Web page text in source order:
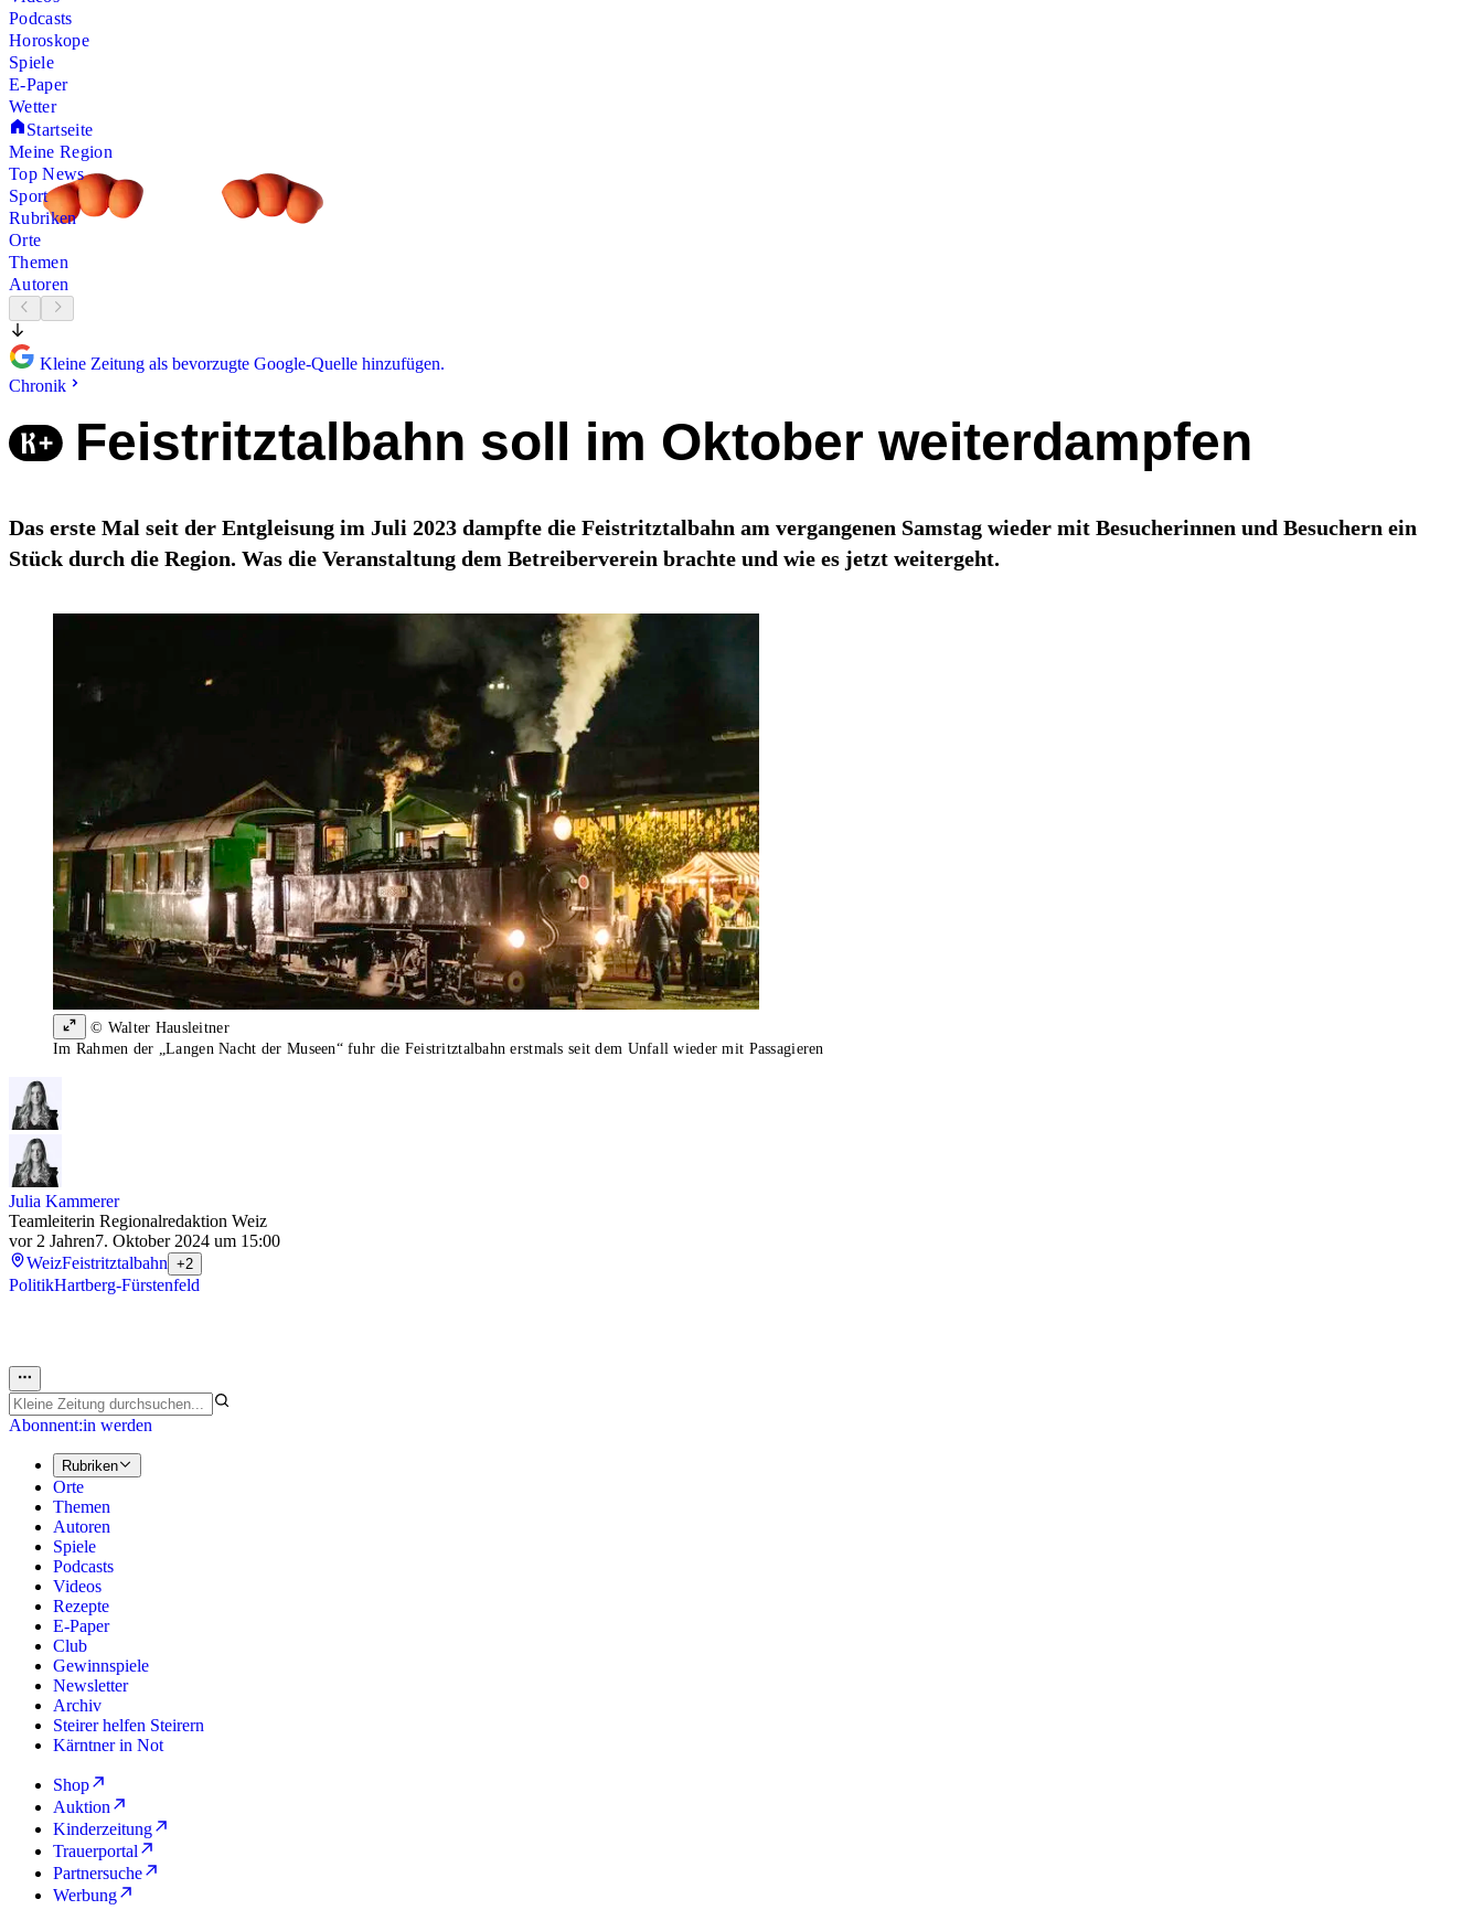
Podcasts
Horoskope
Spiele
E-Paper
Wetter
Startseite
Meine Region
Top News
Sport
Rubriken
Orte
Themen
Autoren
Kleine Zeitung als bevorzugte Google-Quelle hinzufügen.
Chronik
Feistritztalbahn soll im Oktober weiterdampfen
Das erste Mal seit der Entgleisung im Juli 2023 dampfte die Feistritztalbahn am vergangenen Samstag wieder mit Besucherinnen und Besuchern ein
Stück durch die Region. Was die Veranstaltung dem Betreiberverein brachte und wie es jetzt weitergeht.
© Walter Hausleitner
Im Rahmen der „Langen Nacht der Museen“ fuhr die Feistritztalbahn erstmals seit dem Unfall wieder mit Passagieren
Julia Kammerer
Teamleiterin Regionalredaktion Weiz
vor 2 Jahren7. Oktober 2024 um 15:00
WeizFeistritztalbahn +2
PolitikHartberg-Fürstenfeld
Abonnent:in werden
Rubriken
Orte
Themen
Autoren
Spiele
Podcasts
Videos
Rezepte
E-Paper
Club
Gewinnspiele
Newsletter
Archiv
Steirer helfen Steirern
Kärntner in Not
Shop
Auktion
Kinderzeitung
Trauerportal
Partnersuche
Werbung